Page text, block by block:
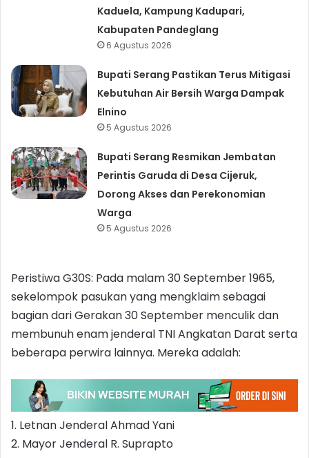
Kaduela, Kampung Kadupari,
Kabupaten Pandeglang
6 Agustus 2026
Bupati Serang Pastikan Terus Mitigasi
Kebutuhan Air Bersih Warga Dampak
Elnino
5 Agustus 2026
Bupati Serang Resmikan Jembatan
Perintis Garuda di Desa Cijeruk,
Dorong Akses dan Perekonomian
Warga
5 Agustus 2026
Peristiwa G30S: Pada malam 30 September 1965,
sekelompok pasukan yang mengklaim sebagai
bagian dari Gerakan 30 September menculik dan
membunuh enam jenderal TNI Angkatan Darat serta
beberapa perwira lainnya. Mereka adalah:
1. Letnan Jenderal Ahmad Yani
2. Mayor Jenderal R. Suprapto